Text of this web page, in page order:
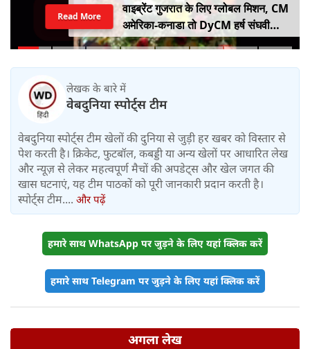
वाइब्रेंट गुजरात के लिए ग्लोबल मिशन, CM
अमेरिका-कनाडा तो DyCM हर्ष संघवी
संभालेंगे जापान-यूरोप का मोर्चा
Read More
लेखक के बारे में
वेबदुनिया स्पोर्ट्स टीम
वेबदुनिया स्पोर्ट्स टीम खेलों की दुनिया से जुड़ी हर खबर को विस्तार से
पेश करती है। क्रिकेट, फुटबॉल, कबड्डी या अन्य खेलों पर आधारित लेख
और न्यूज़ से लेकर महत्वपूर्ण मैचों की अपडेट्स और खेल जगत की
खास घटनाएं, यह टीम पाठकों को पूरी जानकारी प्रदान करती है।
स्पोर्ट्स टीम.... और पढ़ें
हमारे साथ WhatsApp पर जुड़ने के लिए यहां क्लिक करें
हमारे साथ Telegram पर जुड़ने के लिए यहां क्लिक करें
अगला लेख